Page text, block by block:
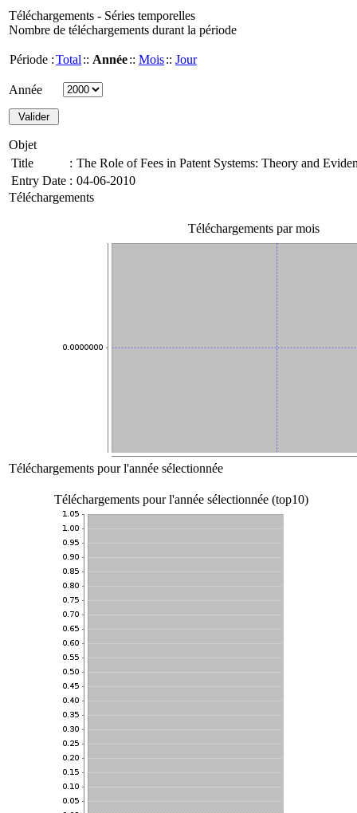
Téléchargements - Séries temporelles
Nombre de téléchargements durant la période
Période :Total :: Année:: Mois:: Jour
Année
Objet
Title
: The Role of Fees in Patent Systems: Theory and
Entry Date : 04-06-2010
Téléchargements
Téléchargements par mois
Téléchargements pour l'année sélectionnée
Téléchargements pour l'année sélectionnée (top10)